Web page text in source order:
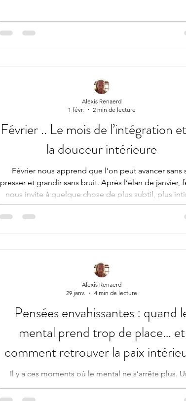
viennent me voir en disant : • « Je me lève fatigué,
Février .. Le mois de l’intégration
la douceur intérieure
Février nous apprend que l’on peut avancer sans
presser et grandir sans bruit. Après l’élan de janvier,
nous invite à quelque chose de plus subtil, plus
Janvier a ouvert des portes. Il a posé des
parfois avec force, parfois avec hésitation. Il nous
transition silencieuse, un
Alexis Renaerd
1 févr.
2 min de lecture
Pensées envahissantes : quand
mental prend trop de place… et
comment retrouver la paix
Il y a ces moments où le mental ne s’arrête plus.
repense au passé, on anticipe l’avenir, on rejoue
Alexis Renaerd
29 janv.
4 min de lecture